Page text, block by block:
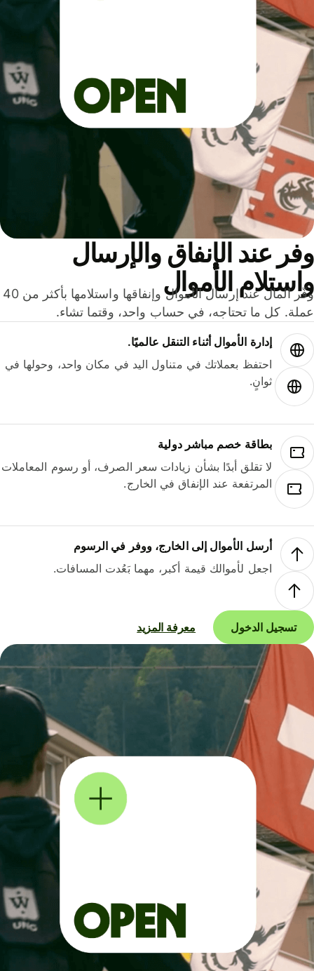
عند الإنفاق والإرسال
الأموال
وفّر المال عند إرسال الأموال وإنفاقها واستلامها بأكثر من 40
كل ما تحتاجه، في حساب واحد، وقتما تشاء.
إدارة الأموال أثناء التنقل عالميًا.
احتفظ بعملاتك في متناول اليد في مكان واحد، وحولها في
ثوانٍ.
بطاقة خصم مباشر دولية
لا تقلق أبدًا بشأن زيادات سعر الصرف، أو رسوم المعاملات
المرتفعة عند الإنفاق في الخارج.
أرسل الأموال إلى الخارج، ووفر في الرسوم
اجعل لأموالك قيمة أكبر، مهما بَعُدت المسافات.
تسجيل الدخول معرفة المزيد